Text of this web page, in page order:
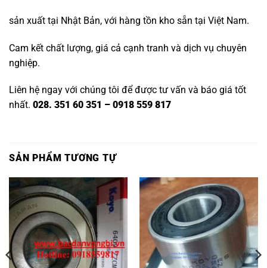
sản xuất tại Nhật Bản, với hàng tồn kho sẵn tại Việt Nam.
Cam kết chất lượng, giá cả cạnh tranh và dịch vụ chuyên
nghiệp.
Liên hệ ngay với chúng tôi để được tư vấn và báo giá tốt
nhất. 028. 351 60 351 – 0918 559 817
SẢN PHẨM TƯƠNG TỰ